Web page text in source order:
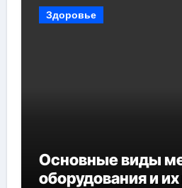
Здоровье
Основные виды
оборудования и